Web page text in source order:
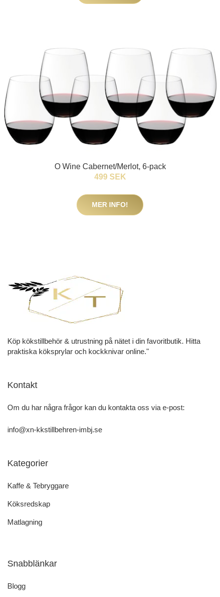
O Wine Cabernet/Merlot, 6-pack
499 SEK
MER INFO!
Köp kökstillbehör & utrustning på nätet i din favoritbutik. Hitta
praktiska köksprylar och kockknivar online."
Kontakt
Om du har några frågor kan du kontakta oss via e-post:
info@xn-kkstillbehren-imbj.se
Kategorier
Kaffe & Tebryggare
Köksredskap
Matlagning
Snabblänkar
Blogg